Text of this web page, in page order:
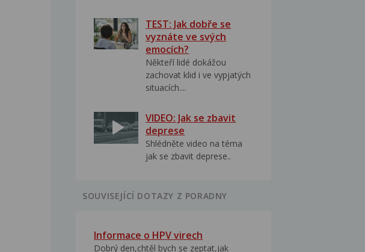
TEST: Jak dobře se
vyznáte ve svých
emocích?
Někteří lidé dokážou
zachovat klid i ve vypjatých
situacích....
VIDEO: Jak se zbavit
deprese
Shlédněte video na téma
jak se zbavit deprese..
SOUVISEJÍCÍ DOTAZY Z PORADNY
Informace o HPV virech
Dobrý den,chtěl bych se zeptat,jak